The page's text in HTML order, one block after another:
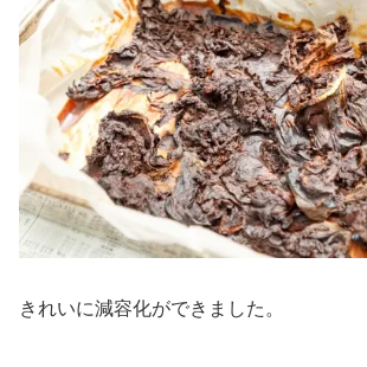
きれいに減容化ができました。